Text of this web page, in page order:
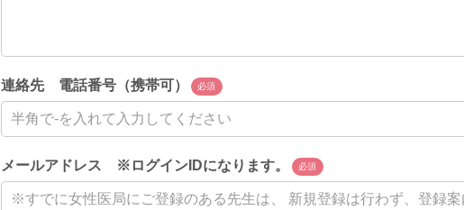
連絡先 電話番号（携帯可） 必須
メールアドレス ※ログインIDになります。 必須